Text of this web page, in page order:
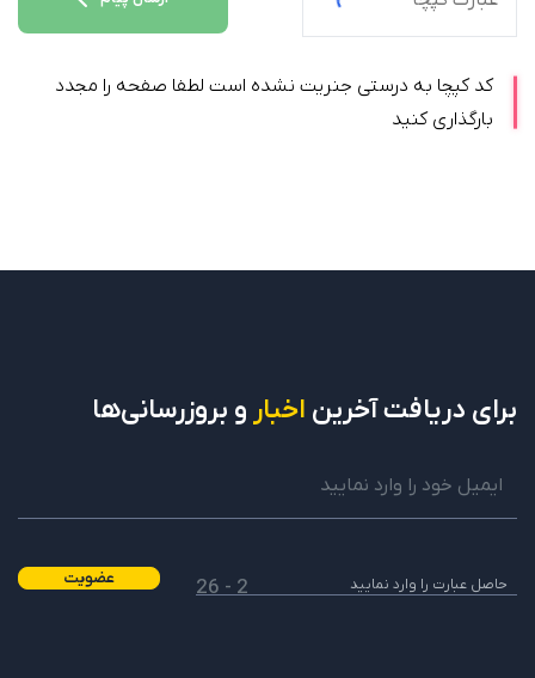
کد کپچا به درستی جنریت نشده است لطفا صفحه را مجدد
بارگذاری کنید
برای دریافتآخرین اخبار و بروزرسانی‌ها
2 - 26 عضویت